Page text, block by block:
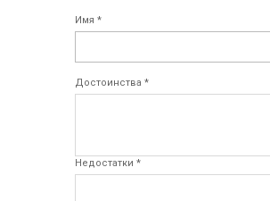
Имя *
Достоинства *
Недостатки *